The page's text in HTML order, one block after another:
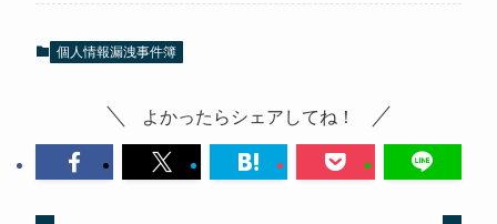
個人情報漏洩事件簿
よかったらシェアしてね！